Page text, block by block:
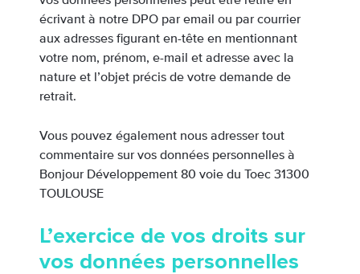
écrivant à notre DPO par email ou par courrier
aux adresses figurant en-tête en mentionnant
votre nom, prénom, e-mail et adresse avec la
nature et l’objet précis de votre demande de
retrait.
Vous pouvez également nous adresser tout
commentaire sur vos données personnelles à
Bonjour Développement 80 voie du Toec 31300
TOULOUSE
L’exercice de vos droits sur
vos données personnelles